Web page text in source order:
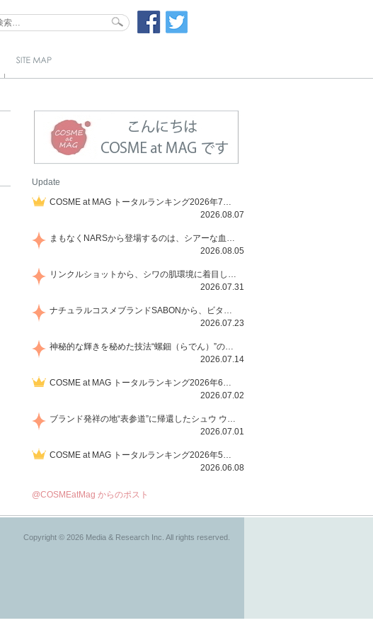
ップ
Update
COSME at MAG トータルランキング2026年7月号
2026.08.07
まもなくNARSから登場するのは、シアーな血色感と高揚感が魅力の新作リキッドブラッシュ「インセイシャブル リキッドブラッシュ」と、ゴールデンアワーに染まる空にインスピレーションを得た「アフターグロー リップシャイン」の新色！夏をハックして！
2026.08.05
リンクルショットから、シワの肌環境に着目した初のローションとナイトクリームが登場！デイリーケアで、シワ特有の肌環境を改善し、シワが目立たない肌へと導きます。
2026.07.31
ナチュラルコスメブランドSABONから、ビタミンC配合のビタミンスムージーマスク「ラディアンスマスク」と、ペパーミントにオーガニックハーブを凝縮したジェルの涼感トリートメント美容液「スカルプセラム リフレッシング」が登場！日々のデイリーケアで、過酷な猛暑で疲れた肌や頭皮をサポート、心地よくリフレッシュし、優しく肌を整えます。
2026.07.23
神秘的な輝きを秘めた技法“螺鈿（らでん）”の多彩で多様な煌めきに着想を得たSUQQUの2026 秋 カラーコレクションから登場するのは、艶然と輝くアイシャドウや偏光パールを配したフェイスカラー、繊細なパールの煌めくネイル、そしてそれらを際立てる“朧げな艶”を秘めた新リクイドリップ「ブラー リクイド リップ」。強さを秘めたまろやかな洗練の表情に。
2026.07.14
COSME at MAG トータルランキング2026年6月号
2026.07.02
ブランド発祥の地“表参道”に帰還したシュウ ウエムラから、“骨格美“を叶えるクレヨンタイプのフェイスカラー「スカルプト クレヨン」と、ブランド初のリノベーションで進化した名品アイブロウ「ハード フォーミュラ ハード 10」が登場！
2026.07.01
COSME at MAG トータルランキング2026年5月号
2026.06.08
@COSMEatMag からのポスト
Copyright © 2026 Media & Research Inc. All rights reserved.